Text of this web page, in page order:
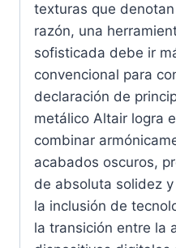
texturas que
razón, una
sofisticada debe ir
convencional para
declaración de
metálico Altair logra
combinar
acabados oscuros,
de absoluta solidez
la inclusión de
la transición entre la